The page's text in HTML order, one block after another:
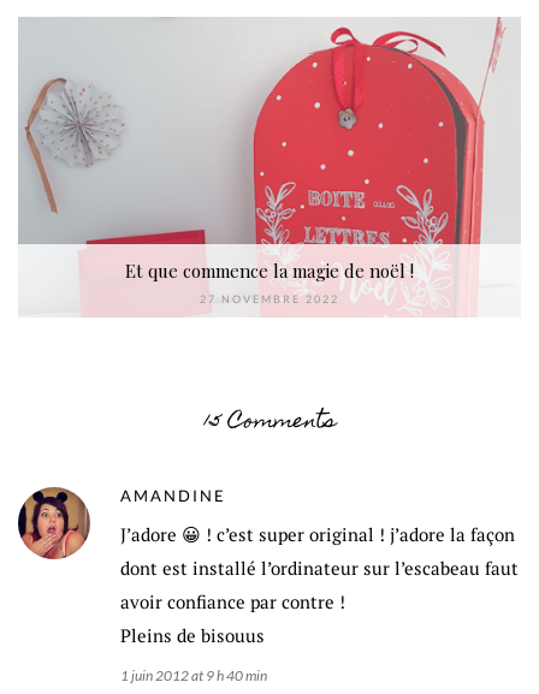
Et que commence la magie de noël !
27 NOVEMBRE 2022
15 Comments
AMANDINE
J’adore 😀 ! c’est super original ! j’adore la façon
dont est installé l’ordinateur sur l’escabeau faut
avoir confiance par contre !
Pleins de bisouus
1 juin 2012 at 9 h 40 min